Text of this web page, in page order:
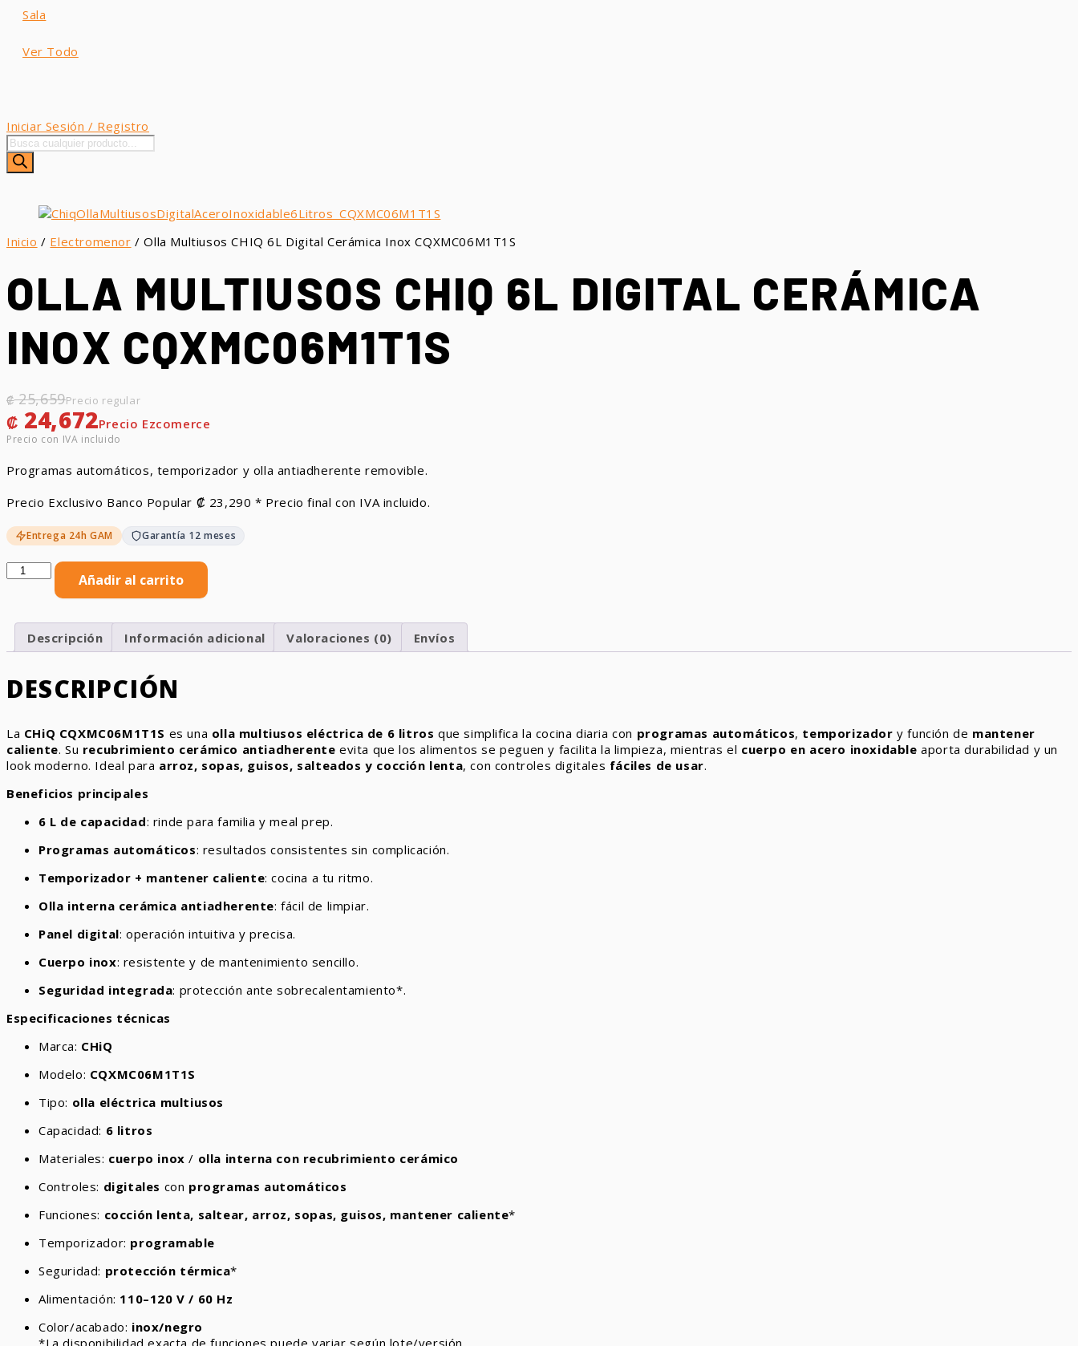
Sala
Ver Todo
Iniciar Sesión / Registro
Búsqueda
de
productos
Inicio / Electromenor / Olla Multiusos CHIQ 6L Digital Cerámica Inox CQXMC06M1T1S
OLLA MULTIUSOS CHIQ 6L DIGITAL CERÁMICA
INOX CQXMC06M1T1S
₡25,659
El precio original era: ₡ 25,659.
₡ 24,672
El precio actual es: ₡ 24,672.
Programas automáticos, temporizador y olla antiadherente removible.
Precio Exclusivo Banco Popular ₡ 23,290 * Precio final con IVA incluido.
Entrega 24h GAM Garantía 12 meses
Olla
Digital
Cerámica
CQXMC06M1T1S
cantidad
Añadir al carrito
Descripción Información adicional Valoraciones (0) Envíos
DESCRIPCIÓN
La CHiQ CQXMC06M1T1S es una olla multiusos eléctrica de 6 litros que simplifica la cocina diaria con programas automáticos, temporizador y función de mantener
caliente. Su recubrimiento cerámico antiadherente evita que los alimentos se peguen y facilita la limpieza, mientras el cuerpo en acero inoxidable aporta durabilidad y un
look moderno. Ideal para arroz, sopas, guisos, salteados y cocción lenta, con controles digitales fáciles de usar.
Beneficios principales
6 L de capacidad: rinde para familia y meal prep.
Programas automáticos: resultados consistentes sin complicación.
Temporizador + mantener caliente: cocina a tu ritmo.
Olla interna cerámica antiadherente: fácil de limpiar.
Panel digital: operación intuitiva y precisa.
Cuerpo inox: resistente y de mantenimiento sencillo.
Seguridad integrada: protección ante sobrecalentamiento*.
Especificaciones técnicas
Marca: CHiQ
Modelo: CQXMC06M1T1S
Tipo: olla eléctrica multiusos
Capacidad: 6 litros
Materiales: cuerpo inox / olla interna con recubrimiento cerámico
Controles: digitales con programas automáticos
Funciones: cocción lenta, saltear, arroz, sopas, guisos, mantener caliente*
Temporizador: programable
Seguridad: protección térmica*
Alimentación: 110–120 V / 60 Hz
Color/acabado: inox/negro
*La disponibilidad exacta de funciones puede variar según lote/versión.